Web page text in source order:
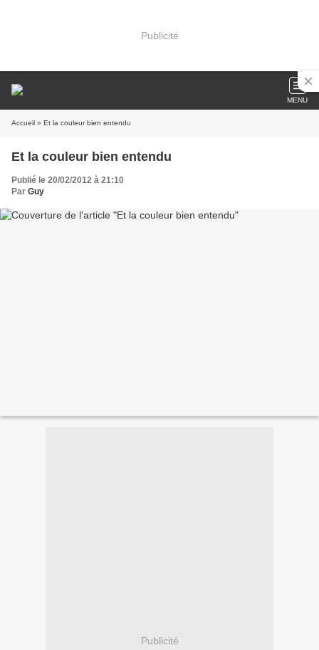
Publicité
MENU
Accueil » Et la couleur bien entendu
Et la couleur bien entendu
Publié le 20/02/2012 à 21:10
Par Guy
Publicité